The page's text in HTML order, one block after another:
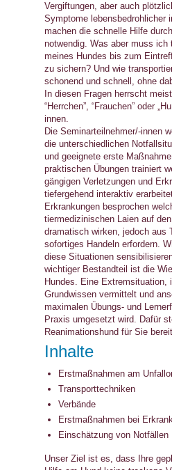
Vergiftungen, aber auch
Symptome lebensbedrohlicher
machen die schnelle Hilfe
notwendig. Was aber muss ich
meines Hundes bis zum
zu sichern? Und wie
schonend und schnell, ohne
In diesen Fragen herrscht
“Herrchen”, “Frauchen” oder
innen.
Die Seminarteilnehmer/-innen
die unterschiedlichen
und geeignete erste
praktischen Übungen trainiert
gängigen Verletzungen und
tiefergehend interaktiv
Erkrankungen besprochen
tiermedizinischen Laien auf
dramatisch wirken, jedoch aus
sofortiges Handeln erfordern.
diese Situationen
wichtiger Bestandteil ist die
Hundes. Eine Extremsituation,
Grundwissen vermittelt und
maximalen Übungs- und
Praxis umgesetzt wird. Dafür
Reanimationshund für Sie
Inhalte
Erstmaßnahmen am
Transporttechniken
Verbände
Erstmaßnahmen bei
Einschätzung von Notfällen
Unser Ziel ist es, dass Ihre